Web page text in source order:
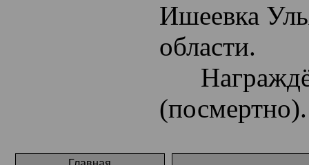
Ишеевка
области.
(посмертно).